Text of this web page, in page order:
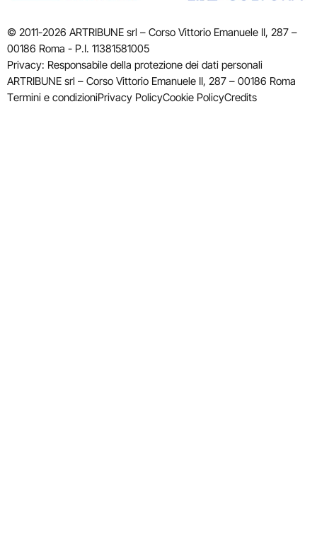
© 2011-2026 ARTRIBUNE srl – Corso Vittorio Emanuele II, 287 –
00186 Roma - P.I. 11381581005
Privacy: Responsabile della protezione dei dati personali
ARTRIBUNE srl – Corso Vittorio Emanuele II, 287 – 00186 Roma
Termini e condizioniPrivacy PolicyCookie PolicyCredits